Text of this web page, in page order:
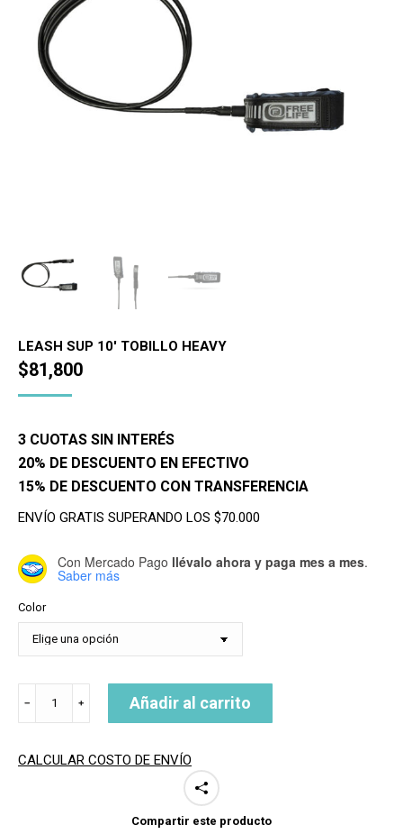
LEASH SUP 10' TOBILLO HEAVY
$81,800
3 CUOTAS SIN INTERÉS
20% DE DESCUENTO EN EFECTIVO
15% DE DESCUENTO CON TRANSFERENCIA
ENVÍO GRATIS SUPERANDO LOS $70.000
Con Mercado Pago llévalo ahora y paga mes a mes.
Saber más
Color
HEAVY
cantidad
﹣ ﹢ Añadir al carrito
CALCULAR COSTO DE ENVÍO
Compartir este producto